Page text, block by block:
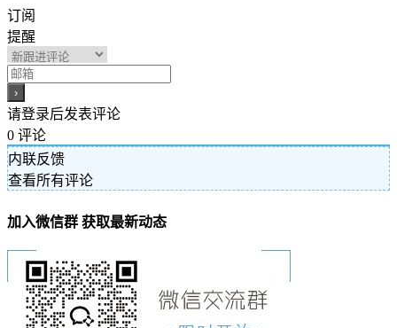
订阅
提醒
请登录后发表评论
0 评论
内联反馈
查看所有评论
加入微信群 获取最新动态